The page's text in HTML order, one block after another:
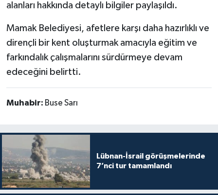
alanları hakkında detaylı bilgiler paylaşıldı.
Mamak Belediyesi, afetlere karşı daha hazırlıklı ve
dirençli bir kent oluşturmak amacıyla eğitim ve
farkındalık çalışmalarını sürdürmeye devam
edeceğini belirtti.
Muhabir: Buse Sarı
Lübnan-İsrail görüşmelerinde
7’nci tur tamamlandı